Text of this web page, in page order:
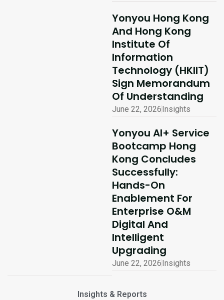
Insights & Reports
Yonyou Hong Kong
And Hong Kong
Institute Of
Information
Technology (HKIIT)
Sign Memorandum
Of Understanding
June 22, 2026Insights
Yonyou AI+ Service
Bootcamp Hong
Kong Concludes
Successfully:
Hands-On
Enablement For
Enterprise O&M
Digital And
Intelligent
Upgrading
June 22, 2026Insights